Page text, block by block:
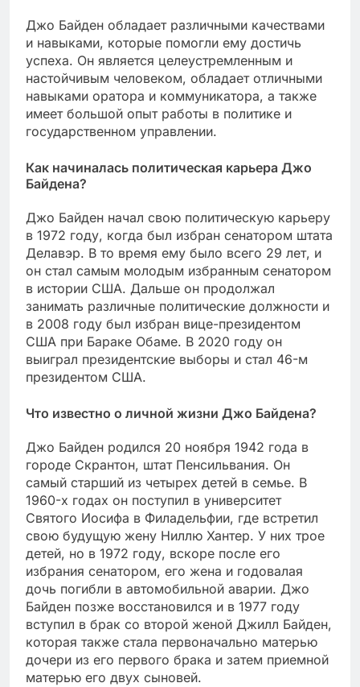
Джо Байден обладает различными качествами
и навыками, которые помогли ему достичь
успеха. Он является целеустремленным и
настойчивым человеком, обладает отличными
навыками оратора и коммуникатора, а также
имеет большой опыт работы в политике и
государственном управлении.
Как начиналась политическая карьера Джо
Байдена?
Джо Байден начал свою политическую карьеру
в 1972 году, когда был избран сенатором штата
Делавэр. В то время ему было всего 29 лет, и
он стал самым молодым избранным сенатором
в истории США. Дальше он продолжал
занимать различные политические должности и
в 2008 году был избран вице-президентом
США при Бараке Обаме. В 2020 году он
выиграл президентские выборы и стал 46-м
президентом США.
Что известно о личной жизни Джо Байдена?
Джо Байден родился 20 ноября 1942 года в
городе Скрантон, штат Пенсильвания. Он
самый старший из четырех детей в семье. В
1960-х годах он поступил в университет
Святого Иосифа в Филадельфии, где встретил
свою будущую жену Ниллю Хантер. У них трое
детей, но в 1972 году, вскоре после его
избрания сенатором, его жена и годовалая
дочь погибли в автомобильной аварии. Джо
Байден позже восстановился и в 1977 году
вступил в брак со второй женой Джилл Байден,
которая также стала первоначально матерью
дочери из его первого брака и затем приемной
матерью его двух сыновей.